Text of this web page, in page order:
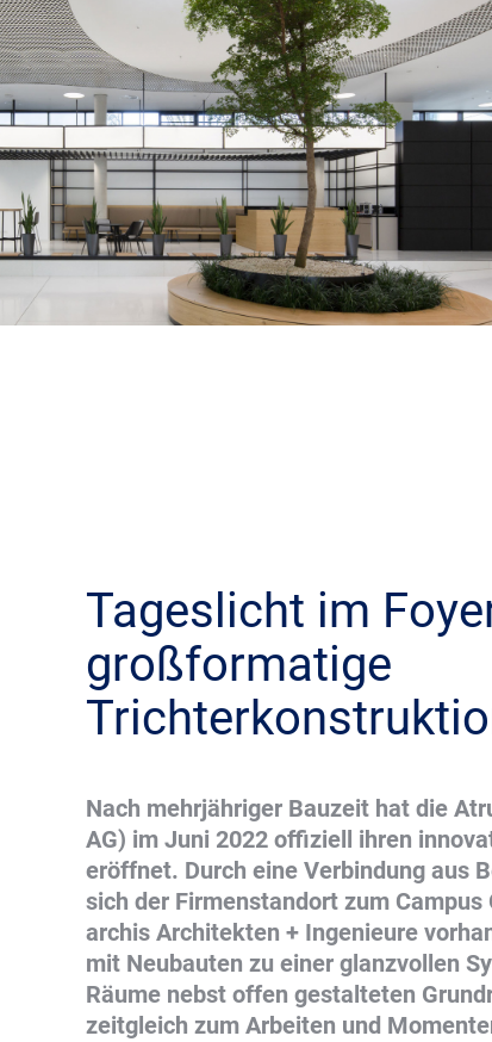
Tageslicht im
großformatige
Nach mehrjähriger Bauzeit hat die
AG) im Juni 2022 offiziell ihren
eröffnet. Durch eine Verbindung aus
sich der Firmenstandort zum
archis Architekten + Ingenieure
mit Neubauten zu einer glanzvollen
Räume nebst offen gestalteten
zeitgleich zum Arbeiten und